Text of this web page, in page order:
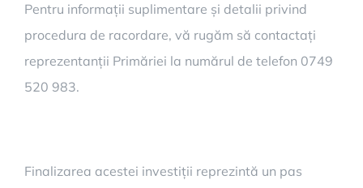
Pentru informații suplimentare și detalii privind
procedura de racordare, vă rugăm să contactați
reprezentanții Primăriei la numărul de telefon 0749
520 983.
Finalizarea acestei investiții reprezintă un pas